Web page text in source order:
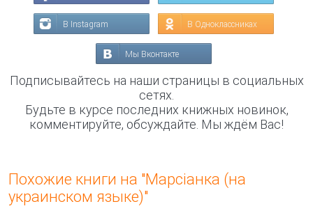
В Instagram В Одноклассниках
Мы Вконтакте
Подписывайтесь на наши страницы в социальных
сетях.
Будьте в курсе последних книжных новинок,
комментируйте, обсуждайте. Мы ждём Вас!
Похожие книги на "Марсiанка (на
украинском языке)"